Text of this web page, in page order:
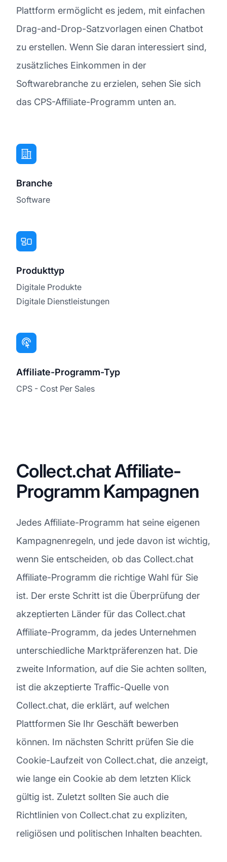
Plattform ermöglicht es jedem, mit einfachen
Drag-and-Drop-Satzvorlagen einen Chatbot
zu erstellen. Wenn Sie daran interessiert sind,
zusätzliches Einkommen in der
Softwarebranche zu erzielen, sehen Sie sich
das CPS-Affiliate-Programm unten an.
Branche
Software
Produkttyp
Digitale Produkte
Digitale Dienstleistungen
Affiliate-Programm-Typ
CPS - Cost Per Sales
Collect.chat Affiliate-
Programm Kampagnen
Jedes Affiliate-Programm hat seine eigenen
Kampagnenregeln, und jede davon ist wichtig,
wenn Sie entscheiden, ob das Collect.chat
Affiliate-Programm die richtige Wahl für Sie
ist. Der erste Schritt ist die Überprüfung der
akzeptierten Länder für das Collect.chat
Affiliate-Programm, da jedes Unternehmen
unterschiedliche Marktpräferenzen hat. Die
zweite Information, auf die Sie achten sollten,
ist die akzeptierte Traffic-Quelle von
Collect.chat, die erklärt, auf welchen
Plattformen Sie Ihr Geschäft bewerben
können. Im nächsten Schritt prüfen Sie die
Cookie-Laufzeit von Collect.chat, die anzeigt,
wie lange ein Cookie ab dem letzten Klick
gültig ist. Zuletzt sollten Sie auch die
Richtlinien von Collect.chat zu expliziten,
religiösen und politischen Inhalten beachten.